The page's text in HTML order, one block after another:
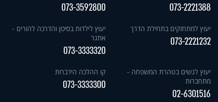
073-2221388
073-3592800
יעוץ למתחזקים בתחילת הדרך
073-2221232
יעוץ לילדות בסיכון והדרכה להורים -
אתגר
073-3333320
יעוץ לנשים בטהרת המשפחה -
מתחברות
02-6301516
קו ההלכה הידברות
073-3333300